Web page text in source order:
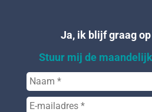
Ja, ik blijf graag
Stuur mij de